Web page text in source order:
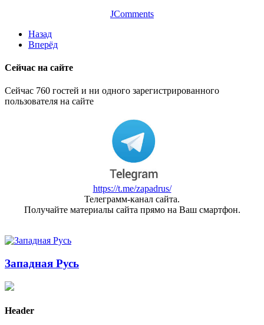
JComments
Назад
Вперёд
Сейчас на сайте
Сейчас 760 гостей и ни одного зарегистрированного
пользователя на сайте
https://t.me/zapadrus/
Телеграмм-канал сайта.
Получайте материалы сайта прямо на Ваш смартфон.
Западная Русь
Header